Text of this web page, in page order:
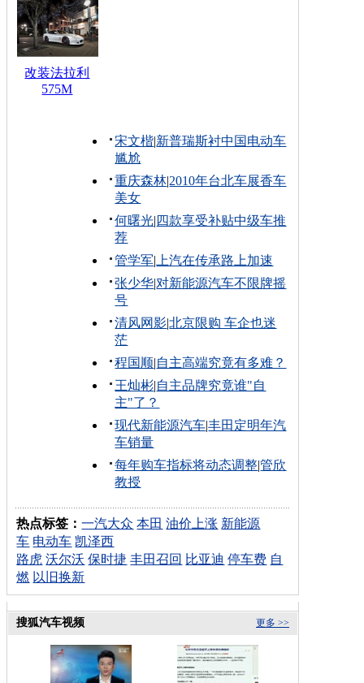
改装法拉利
575M
宋文楷|新普瑞斯衬中国电动车
尴尬
重庆森林|2010年台北车展香车
美女
何曙光| 四款享受补贴中级车推
荐
管学军| 上汽在传承路上加速
张少华|对新能源汽车不限牌摇
号
清风网影|北京限购 车企也迷
茫
程国顺|自主高端究竟有多难？
王灿彬|自主品牌究竟谁"自
主"了？
现代新能源汽车|丰田定明年汽
车销量
每年购车指标将动态调整|管欣
教授
热点标签：一汽大众 本田 油价上涨 新能源
车 电动车 凯泽西
路虎 沃尔沃 保时捷 丰田召回 比亚迪 停车费 自
燃 以旧换新
更多 >>
搜狐汽车视频